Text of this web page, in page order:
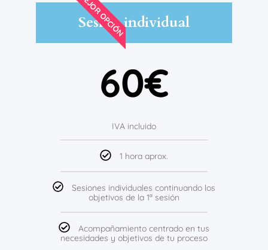
MEJOR OPCIÓN
Sesión individual
60€
IVA incluido
1 hora aprox.
Sesiones individuales continuando los
objetivos de la 1ª sesión
Acompañamiento centrado en tus
necesidades y objetivos de tu proceso